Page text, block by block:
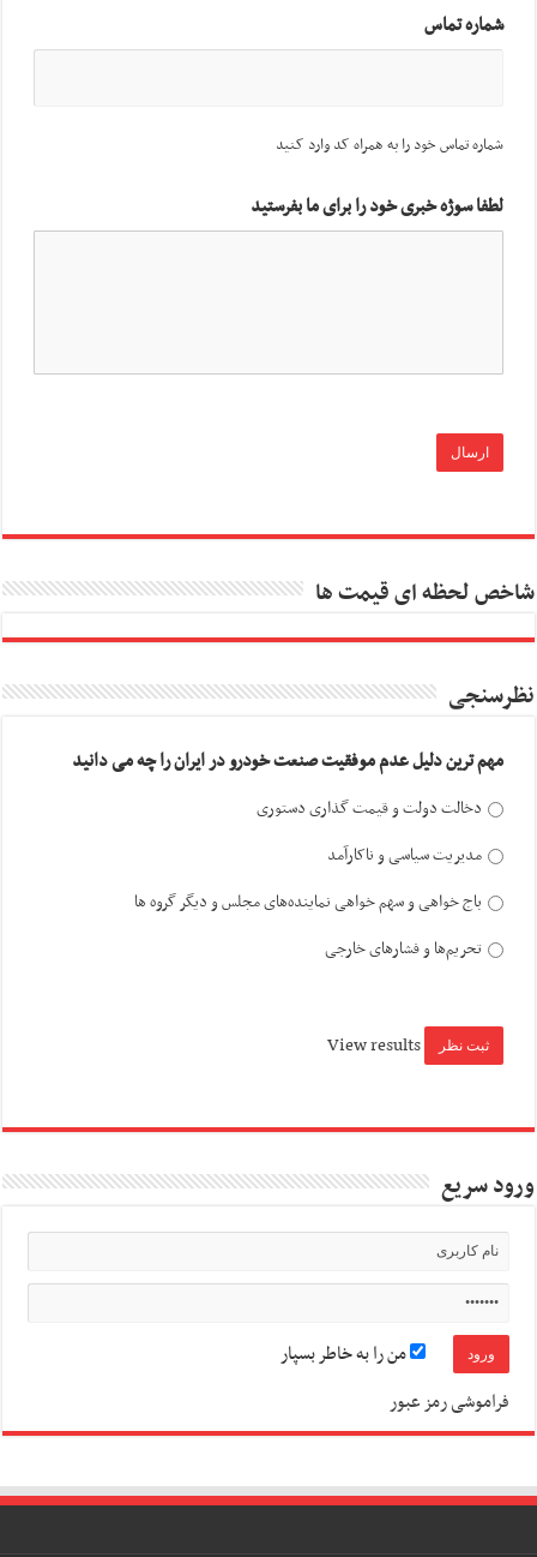
شماره تماس
شماره تماس خود را به همراه کد وارد کنید
لطفا سوژه خبری خود را برای ما بفرستید
شاخص لحظه ای قیمت ها
نظرسنجی
مهم ترین دلیل عدم موفقیت صنعت خودرو در ایران را چه می دانید
دخالت دولت و قیمت گذاری دستوری
مدیریت سیاسی و ناکارآمد
باج خواهی و سهم خواهی نماینده‌های مجلس و دیگر گروه ها
تحریم‌ها و فشارهای خارجی
View results
ورود سریع
من را به خاطر بسپار
فراموشی رمز عبور